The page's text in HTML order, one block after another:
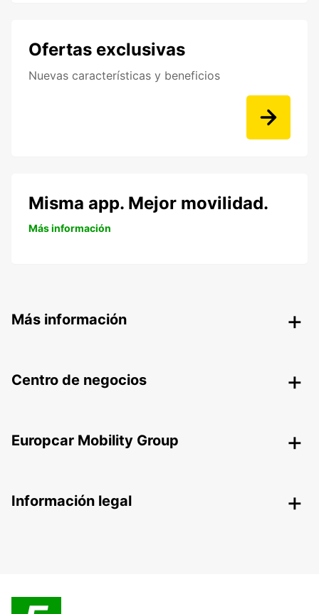
Ofertas exclusivas
Nuevas características y beneficios
Misma app. Mejor movilidad.
Más información
Más información
Centro de negocios
Europcar Mobility Group
Información legal